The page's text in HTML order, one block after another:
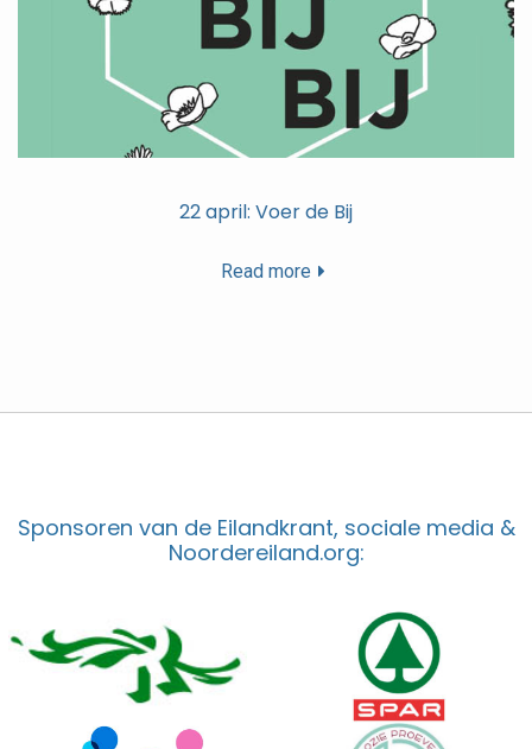
22 april: Voer de Bij
Read more
Sponsoren van de Eilandkrant, sociale media &
Noordereiland.org: